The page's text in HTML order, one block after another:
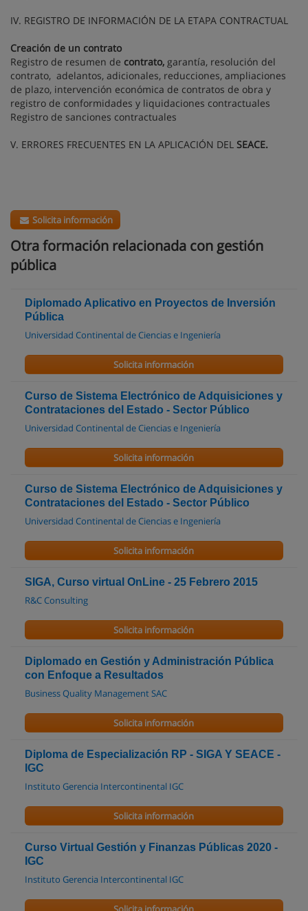
IV. REGISTRO DE INFORMACIÓN DE LA ETAPA CONTRACTUAL
Creación de un contrato
Registro de resumen de contrato, garantía, resolución del
contrato, adelantos, adicionales, reducciones, ampliaciones
de plazo, intervención económica de contratos de obra y
registro de conformidades y liquidaciones contractuales
Registro de sanciones contractuales
V. ERRORES FRECUENTES EN LA APLICACIÓN DEL SEACE.
Solicita información
Otra formación relacionada con gestión
pública
Diplomado Aplicativo en Proyectos de Inversión
Pública
Universidad Continental de Ciencias e Ingeniería
Solicita información
Curso de Sistema Electrónico de Adquisiciones y
Contrataciones del Estado - Sector Público
Universidad Continental de Ciencias e Ingeniería
Solicita información
Curso de Sistema Electrónico de Adquisiciones y
Contrataciones del Estado - Sector Público
Universidad Continental de Ciencias e Ingeniería
Solicita información
SIGA, Curso virtual OnLine - 25 Febrero 2015
R&C Consulting
Solicita información
Diplomado en Gestión y Administración Pública
con Enfoque a Resultados
Business Quality Management SAC
Solicita información
Diploma de Especialización RP - SIGA Y SEACE -
IGC
Instituto Gerencia Intercontinental IGC
Solicita información
Curso Virtual Gestión y Finanzas Públicas 2020 -
IGC
Instituto Gerencia Intercontinental IGC